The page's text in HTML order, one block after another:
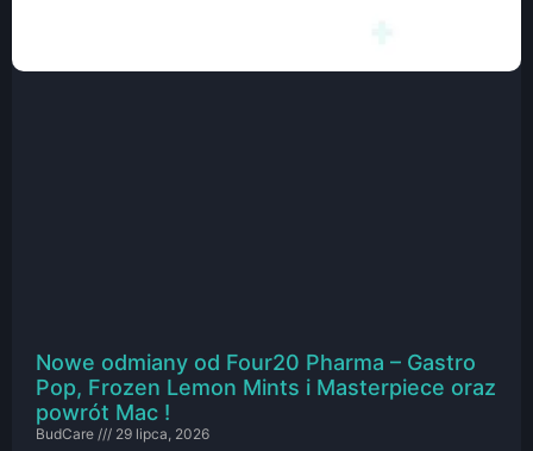
Nowe odmiany od Four20 Pharma – Gastro
Pop, Frozen Lemon Mints i Masterpiece oraz
powrót Mac !
BudCare 29 lipca, 2026